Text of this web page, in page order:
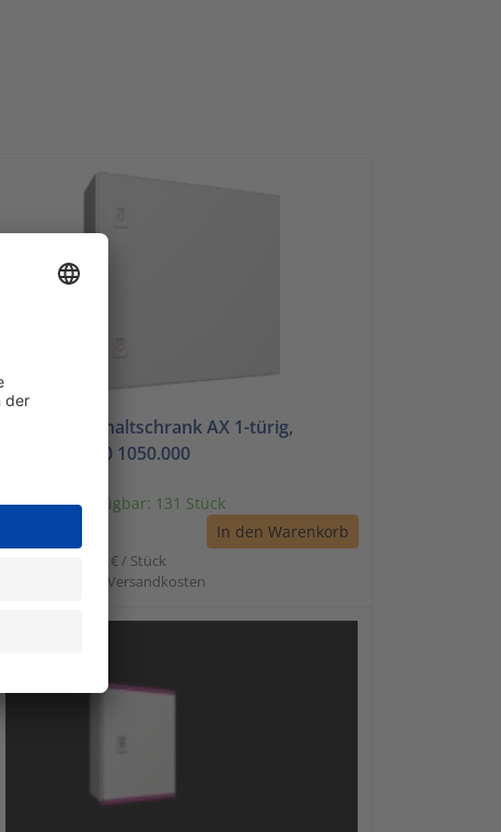
Rittal
Kompakt-Schaltschrank AX 1-türig,
500x500x210 1050.000
sofort verfügbar: 131 Stück
In den Warenkorb
1 Stück | 144,34 € / Stück
inkl. Mwst. zzgl. Versandkosten